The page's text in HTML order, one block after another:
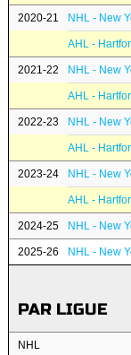
2020-21 NHL - New
AHL -
2021-22 NHL - New
AHL -
2022-23 NHL - New
AHL -
2023-24 NHL - New
AHL -
2024-25 NHL - New
2025-26 NHL - New
PAR LIGUE
NHL